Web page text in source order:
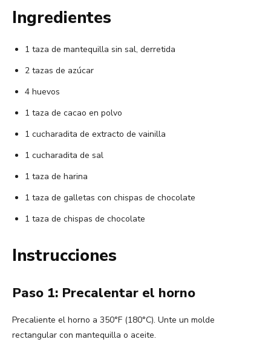
Ingredientes
1 taza de mantequilla sin sal, derretida
2 tazas de azúcar
4 huevos
1 taza de cacao en polvo
1 cucharadita de extracto de vainilla
1 cucharadita de sal
1 taza de harina
1 taza de galletas con chispas de chocolate
1 taza de chispas de chocolate
Instrucciones
Paso 1: Precalentar el horno
Precaliente el horno a 350°F (180°C). Unte un molde
rectangular con mantequilla o aceite.